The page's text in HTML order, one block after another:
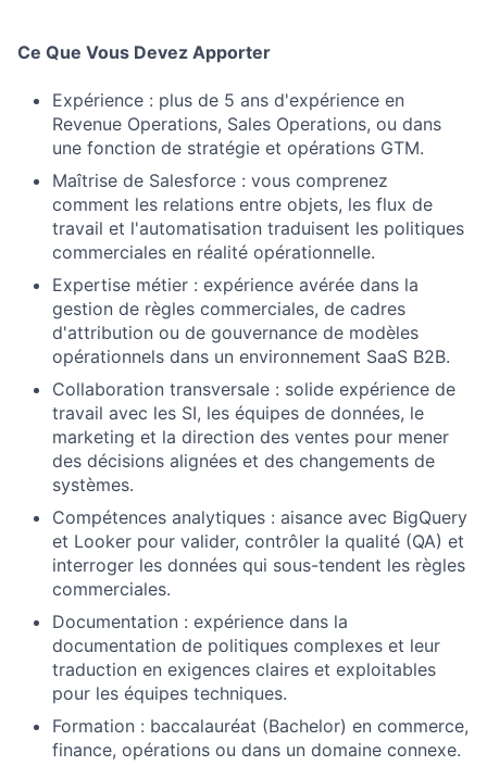
Ce Que Vous Devez Apporter
Expérience : plus de 5 ans d'expérience en
Revenue Operations, Sales Operations, ou dans
une fonction de stratégie et opérations GTM.
Maîtrise de Salesforce : vous comprenez
comment les relations entre objets, les flux de
travail et l'automatisation traduisent les politiques
commerciales en réalité opérationnelle.
Expertise métier : expérience avérée dans la
gestion de règles commerciales, de cadres
d'attribution ou de gouvernance de modèles
opérationnels dans un environnement SaaS B2B.
Collaboration transversale : solide expérience de
travail avec les SI, les équipes de données, le
marketing et la direction des ventes pour mener
des décisions alignées et des changements de
systèmes.
Compétences analytiques : aisance avec BigQuery
et Looker pour valider, contrôler la qualité (QA) et
interroger les données qui sous-tendent les règles
commerciales.
Documentation : expérience dans la
documentation de politiques complexes et leur
traduction en exigences claires et exploitables
pour les équipes techniques.
Formation : baccalauréat (Bachelor) en commerce,
finance, opérations ou dans un domaine connexe.